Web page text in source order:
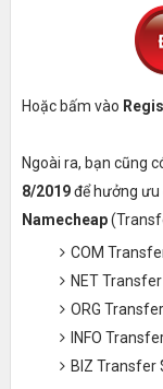
Hoặc bấm vào
Ngoài ra, bạn cũng
8/2019để hưởng ưu
Namecheap
COM
NET
ORG
INFO
BIZ Transfer